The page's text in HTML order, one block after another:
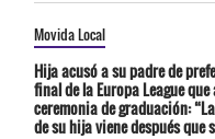
Movida Local
Hija acusó a su padre de
final de la Europa League que
ceremonia de graduación:
de su hija viene después que